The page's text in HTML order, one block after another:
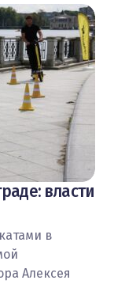
власти
в
Алексея